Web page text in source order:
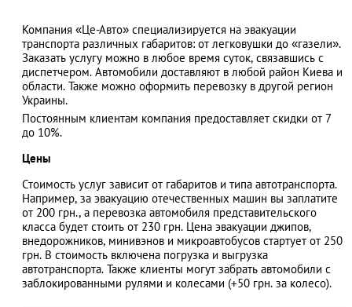
АЗАД
Компания «Це-Авто» специализируется на эвакуации
транспорта различных габаритов: от легковушки до «газели».
Заказать услугу можно в любое время суток, связавшись с
диспетчером. Автомобили доставляют в любой район Киева и
области. Также можно оформить перевозку в другой регион
Украины.
Постоянным клиентам компания предоставляет скидки от 7
до 10%.
Цены
Стоимость услуг зависит от габаритов и типа автотранспорта.
Например, за эвакуацию отечественных машин вы заплатите
от 200 грн., а перевозка автомобиля представительского
класса будет стоить от 230 грн. Цена эвакуации джипов,
внедорожников, минивэнов и микроавтобусов стартует от 250
грн. В стоимость включена погрузка и выгрузка
автотранспорта. Также клиенты могут забрать автомобили с
заблокированными рулями и колесами (+50 грн. за колесо).